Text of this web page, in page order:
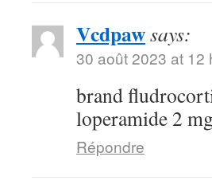
Vcdpawsays:
30 août 2023 at 12
brand
loperamide 2
Répondre